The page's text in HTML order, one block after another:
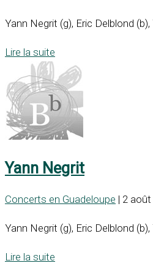
Yann Negrit (g), Eric Delblond
Lire la suite
Yann Negrit
Concerts en Guadeloupe | 2
Yann Negrit (g), Eric Delblond
Lire la suite